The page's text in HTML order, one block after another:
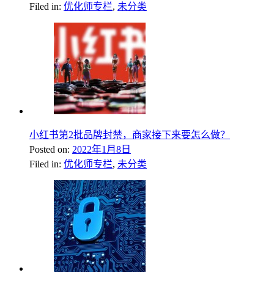
Filed in: 优化师专栏, 未分类
小红书第2批品牌封禁，商家接下来要怎么做？
Posted on: 2022年1月8日
Filed in: 优化师专栏, 未分类